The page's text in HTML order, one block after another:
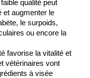
qualité peut
et augmenter le
le surpoids,
ou encore la
favorise la vitalité et
vétérinaires vont
à visée